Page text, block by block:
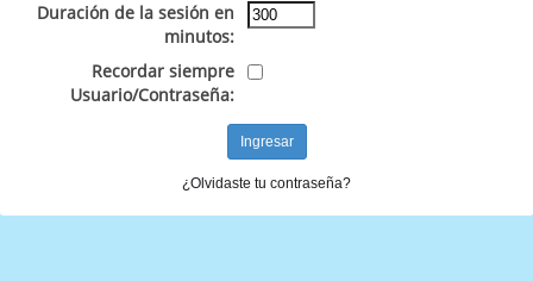
Duración de la sesión en
minutos:
Recordar siempre
Usuario/Contraseña:
¿Olvidaste tu contraseña?